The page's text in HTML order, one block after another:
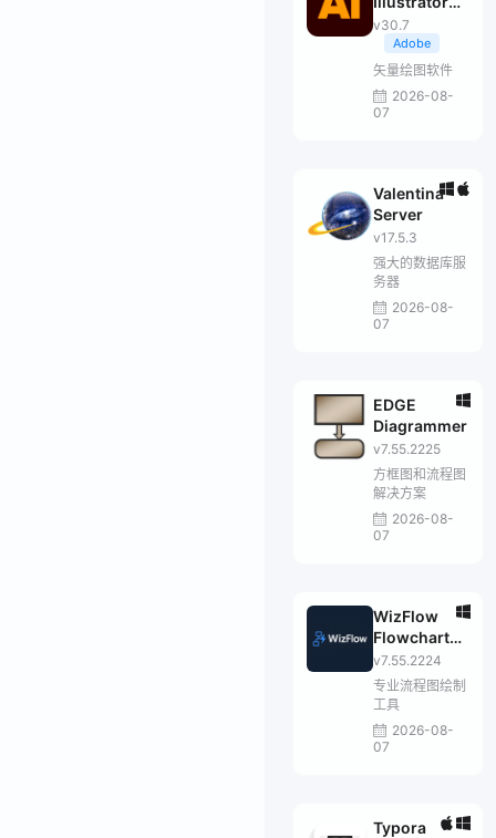
2026
v30.7
Adobe
矢量绘图软件
2026-08-
07
Valentina
Server
v17.5.3
强大的数据库服
务器
2026-08-
07
EDGE
Diagrammer
v7.55.2225
方框图和流程图
解决方案
2026-08-
07
WizFlow
Flowcharter
Professional
v7.55.2224
专业流程图绘制
工具
2026-08-
07
Typora